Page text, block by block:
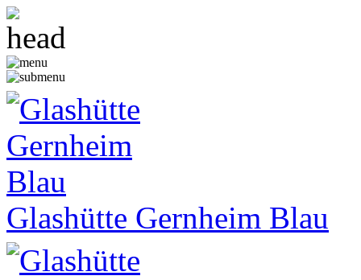
Glashütte Gernheim Blau